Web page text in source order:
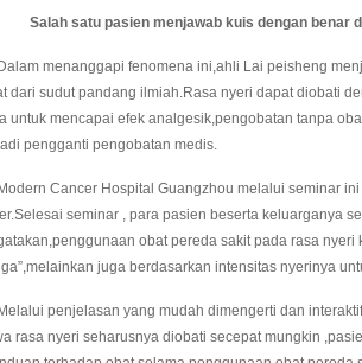
Salah satu pasien menjawab kuis dengan benar
menanggapi fenomena ini,ahli Lai peisheng
dari sudut pandang ilmiah.Rasa nyeri dapat diobati
untuk mencapai efek analgesik,pengobatan tanpa
pengganti pengobatan medis.
Cancer Hospital Guangzhou melalui seminar ini
seminar , para pasien beserta keluarganya
obat pereda sakit pada rasa
juga berdasarkan intensitas nyerinya
penjelasan yang mudah dimengerti dan
rasa nyeri seharusnya diobati secepat mungkin